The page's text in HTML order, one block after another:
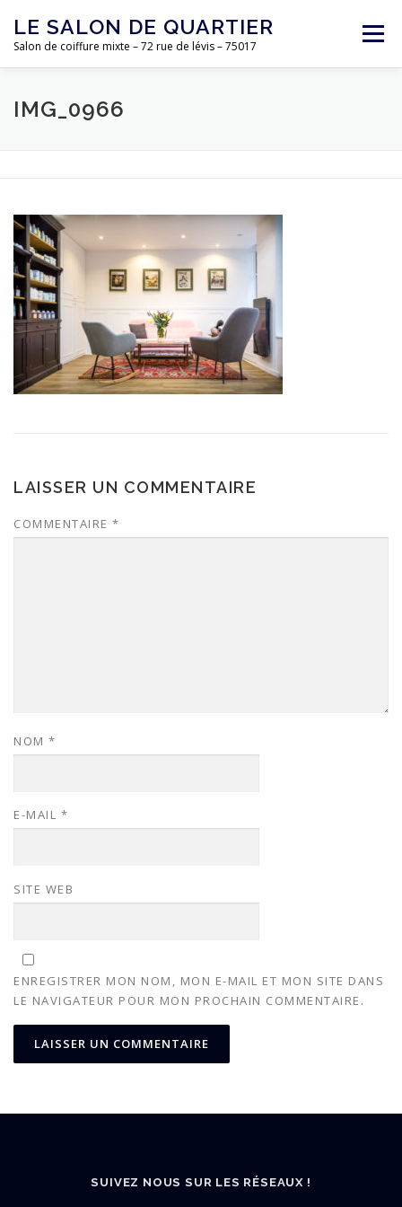
contenu
LE SALON DE QUARTIER
Salon de coiffure mixte – 72 rue de lévis – 75017
Menu
ACCUEIL L’ÉQUIPE
IMG_0966
LAISSER UN COMMENTAIRE
COMMENTAIRE *
NOM *
E-MAIL *
SITE WEB
ENREGISTRER MON NOM, MON E-MAIL ET MON SITE DANS
LE NAVIGATEUR POUR MON PROCHAIN COMMENTAIRE.
SUIVEZ NOUS SUR LES RÉSEAUX !